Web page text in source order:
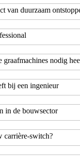
van duurzaam
graafmachines nodig
bij een ingenieur
in de bouwsector
carrière-switch?